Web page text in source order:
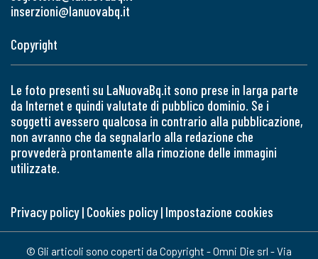
inserzioni@lanuovabq.it
Copyright
Le foto presenti su LaNuovaBq.it sono prese in larga parte
da Internet e quindi valutate di pubblico dominio. Se i
soggetti avessero qualcosa in contrario alla pubblicazione,
non avranno che da segnalarlo alla redazione che
provvederà prontamente alla rimozione delle immagini
utilizzate.
Privacy policy| Cookies policy| Impostazione cookies
© Gli articoli sono coperti da Copyright - Omni Die srl - Via